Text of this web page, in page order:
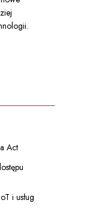
Act
i usług